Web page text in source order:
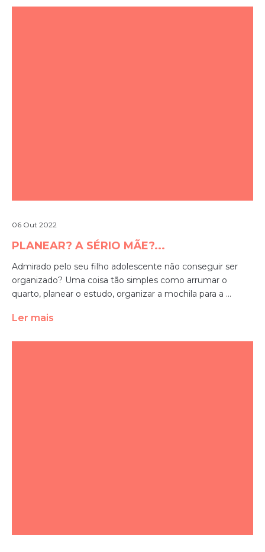
06 Out 2022
PLANEAR? A SÉRIO MÃE?...
Admirado pelo seu filho adolescente não conseguir ser
organizado? Uma coisa tão simples como arrumar o
quarto, planear o estudo, organizar a mochila para a ...
Ler mais